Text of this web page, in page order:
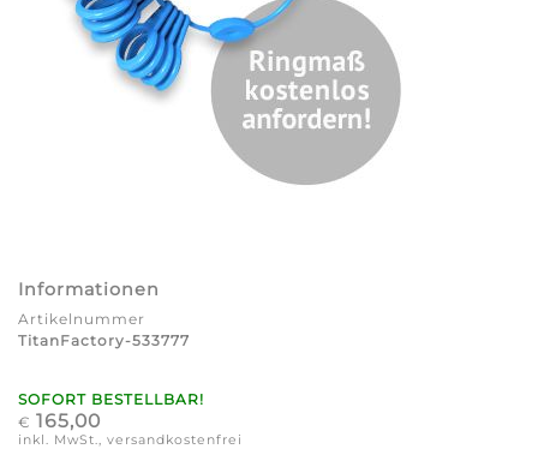
Informationen
Artikelnummer
TitanFactory-533777
SOFORT BESTELLBAR!
€ 165,00
inkl. MwSt., versandkostenfrei